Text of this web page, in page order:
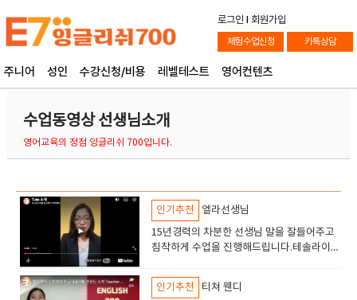
로그인 l 회원가입
체험수업신청 카톡상담
주니어 성인 수강신청/비용 레벨테스트 영어컨텐츠
수업동영상 선생님소개
영어교육의 정점 잉글리쉬 700입니다.
인기추천
엘라선생님
15년경력의 차분한 선생님 말을 잘들어주고
침착하게 수업을 진행해드립니다.테솔라이센
토익 수업도 진행합니다안녕하세요 엘라선생
님을 소개해드립니다
인기추천
티쳐 웬디